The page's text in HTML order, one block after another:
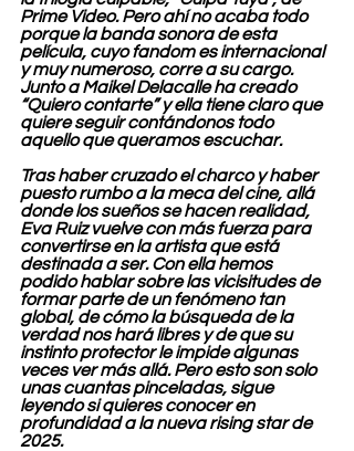
Prime Video. Pero ahí no acaba todo
porque la banda sonora de esta
película, cuyo fandom es internacional
y muy numeroso, corre a su cargo.
Junto a Maikel Delacalle ha creado
“Quiero contarte” y ella tiene claro que
quiere seguir contándonos todo
aquello que queramos escuchar.
Tras haber cruzado el charco y haber
puesto rumbo a la meca del cine, allá
donde los sueños se hacen realidad,
Eva Ruiz vuelve con más fuerza para
convertirse en la artista que está
destinada a ser. Con ella hemos
podido hablar sobre las vicisitudes de
formar parte de un fenómeno tan
global, de cómo la búsqueda de la
verdad nos hará libres y de que su
instinto protector le impide algunas
veces ver más allá. Pero esto son solo
unas cuantas pinceladas, sigue
leyendo si quieres conocer en
profundidad a la nueva rising star de
2025.